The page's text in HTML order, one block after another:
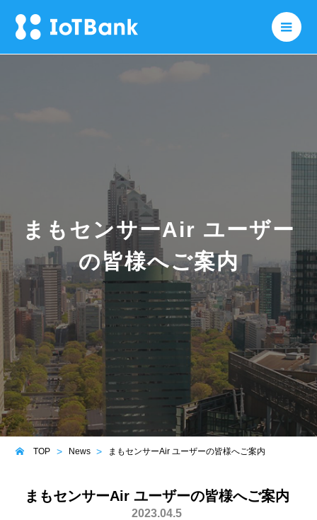
メ
まもセンサーAir ユーザー
の皆様へご案内
TOP News まもセンサーAir ユーザーの皆様へご案内
まもセンサーAir ユーザーの皆様へご案内
2023.04.5